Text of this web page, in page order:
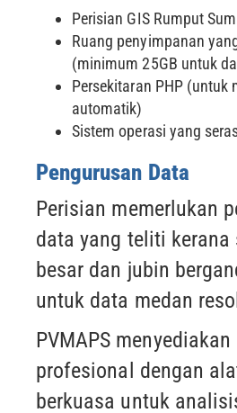
Perisian GIS Rumput
Ruang penyimpanan
(minimum 25GB untuk
Persekitaran PHP (untuk
automatik)
Sistem operasi yang
Pengurusan Data
Perisian memerlukan
data yang teliti
besar dan jubin
untuk data medan
PVMAPS
profesional dengan
berkuasa untuk